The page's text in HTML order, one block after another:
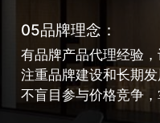
05品牌理念：
有品牌产品代理经验
注重品牌建设和长期
不盲目参与价格竞争